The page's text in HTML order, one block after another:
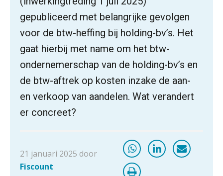
gepubliceerd met belangrijke gevolgen
voor de btw-heffing bij holding-bv’s. Het
gaat hierbij met name om het btw-
ondernemerschap van de holding-bv’s en
de btw-aftrek op kosten inzake de aan-
en verkoop van aandelen. Wat verandert
er concreet?
21 januari 2025 door
Fiscount